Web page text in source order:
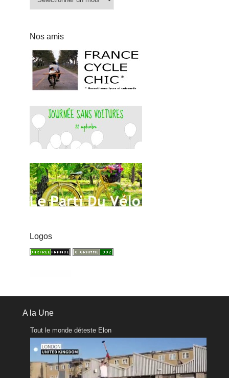
Nos amis
Logos
A la Une
Tout le monde déteste Elon